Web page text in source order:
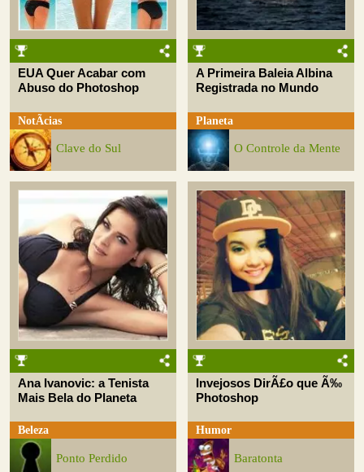
EUA Quer Acabar com
Abuso do Photoshop
NotÃ­cias
Clave do Sul
A Primeira Baleia Albina
Registrada no Mundo
Planeta
O Controle da Mente
Ana Ivanovic: a Tenista
Mais Bela do Planeta
Beleza
Ponto Perdido
Invejosos DirÃ£o que Ã‰
Photoshop
Humor
Baratonta